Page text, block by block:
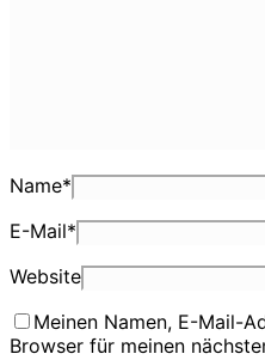
Name*
E-Mail*
Website
Meinen Namen, E-Mail-
Browser für meinen